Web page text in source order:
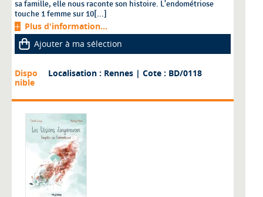
sa famille, elle nous raconte son histoire. L'endométriose
touche 1 femme sur 10[...]
Plus d'information...
Ajouter à ma sélection
Dispo
nible
Localisation : Rennes | Cote : BD/0118